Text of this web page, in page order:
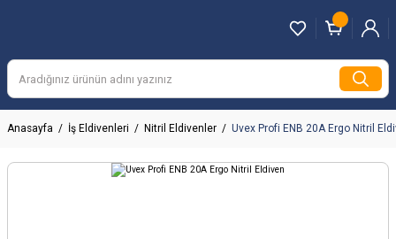
Anasayfa İş Eldivenleri Nitril Eldivenler Uvex Profi ENB 20A Ergo Nitril